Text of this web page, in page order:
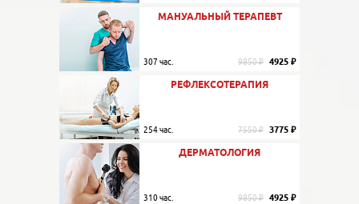
МАНУАЛЬНЫЙ ТЕРАПЕВТ
307 час. 9850 ₽ 4925 ₽
РЕФЛЕКСОТЕРАПИЯ
254 час. 7550 ₽ 3775 ₽
ДЕРМАТОЛОГИЯ
310 час. 9850 ₽ 4925 ₽